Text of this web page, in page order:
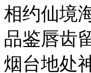
相约仙境
品鉴唇齿
烟台地处